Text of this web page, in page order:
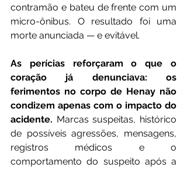
contramão e bateu de frente com um
micro-ônibus. O resultado foi uma
morte anunciada — e evitável.
As perícias reforçaram o que o
coração já denunciava: os
ferimentos no corpo de Henay não
condizem apenas com o impacto do
acidente. Marcas suspeitas, histórico
de possíveis agressões, mensagens,
registros médicos e o
comportamento do suspeito após a